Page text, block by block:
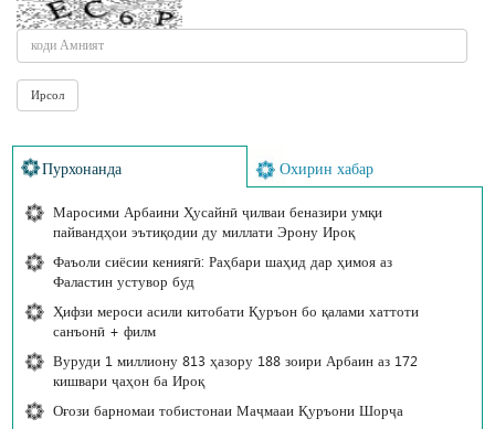
Пурхонанда Охирин хабар
Маросими Арбаини Ҳусайнӣ ҷилваи беназири умқи
пайвандҳои эътиқодии ду миллати Эрону Ироқ
Фаъоли сиёсии кениягӣ: Раҳбари шаҳид дар ҳимоя аз
Фаластин устувор буд
Ҳифзи мероси асили китобати Қуръон бо қалами хаттоти
санъонӣ + филм
Вуруди 1 миллиону 813 ҳазору 188 зоири Арбаин аз 172
кишвари ҷаҳон ба Ироқ
Оғози барномаи тобистонаи Маҷмааи Қуръони Шорҷа